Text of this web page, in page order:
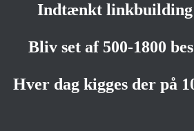
Indtænkt linkbuilding
Bliv set af 500-1800
Hver dag kigges der på